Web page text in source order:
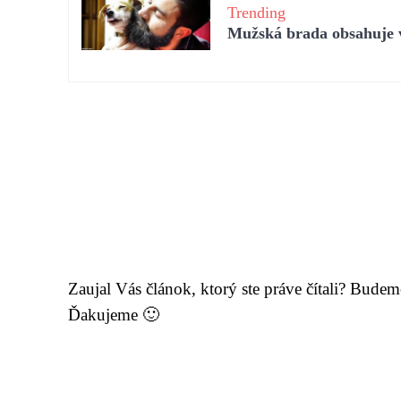
Trending
Mužská brada
Zaujal Vás článok, ktorý ste práve čítali?
Ďakujeme 🙂